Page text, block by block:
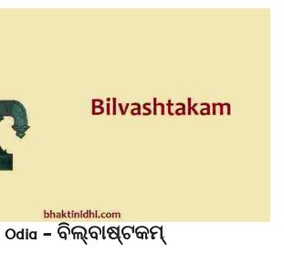
Odia – ବିଲ୍ବାଷ୍ଟକମ୍‌